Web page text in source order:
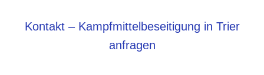
Kontakt – Kampfmittelbeseitigung in Trier
anfragen